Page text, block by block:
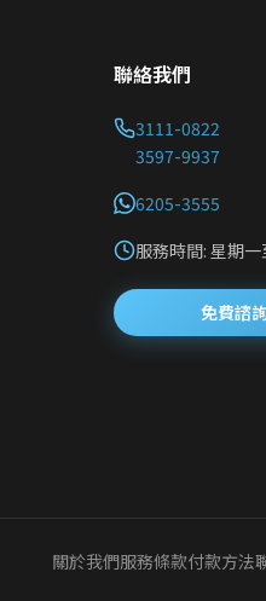
聯絡我們
3111-0822
3597-9937
6205-3555
服務時間: 星期
免費諮
關於我們服務條款付款方法